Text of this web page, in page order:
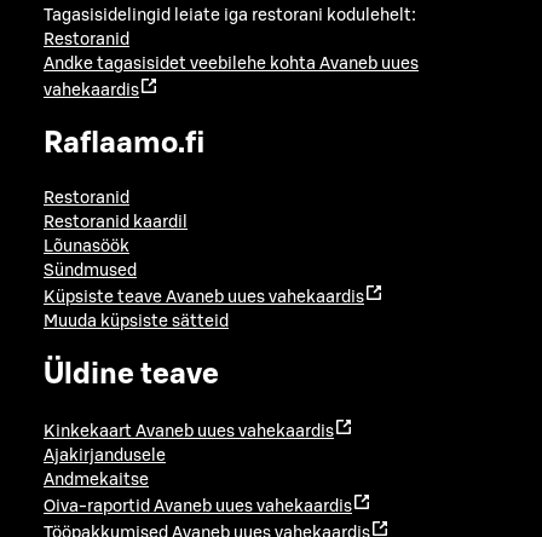
Tagasisidelingid leiate iga restorani kodulehelt:
Restoranid
Andke tagasisidet veebilehe kohta Avaneb uues
vahekaardis
Raflaamo.fi
Restoranid
Restoranid kaardil
Lõunasöök
Sündmused
Küpsiste teave Avaneb uues vahekaardis
Muuda küpsiste sätteid
Üldine teave
Kinkekaart Avaneb uues vahekaardis
Ajakirjandusele
Andmekaitse
Oiva-raportid Avaneb uues vahekaardis
Tööpakkumised Avaneb uues vahekaardis